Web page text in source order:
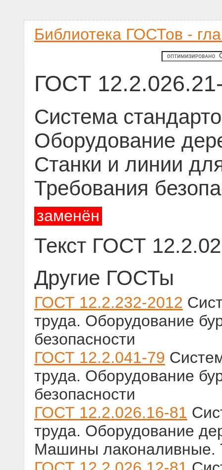
Библиотека ГОСТов -
ГОСТ
Система
Оборудование
Станки и линии
Требования
заменён
Текст ГОСТ
Другие ГОСТы
ГОСТ 12.2.232-2012
труда. Оборудование
безопасности
ГОСТ 12.2.041-79
труда. Оборудование
безопасности
ГОСТ 12.2.026.16-81
труда. Оборудование
Машины лаконаливные.